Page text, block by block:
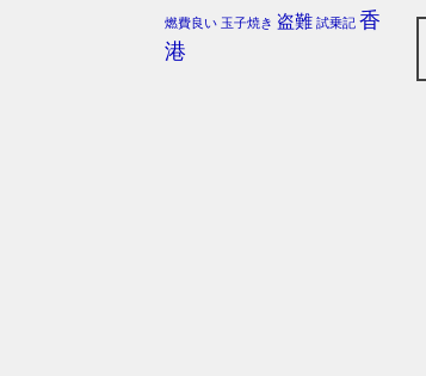
燃費良い 玉子焼き 盗難 試乗記 香
港